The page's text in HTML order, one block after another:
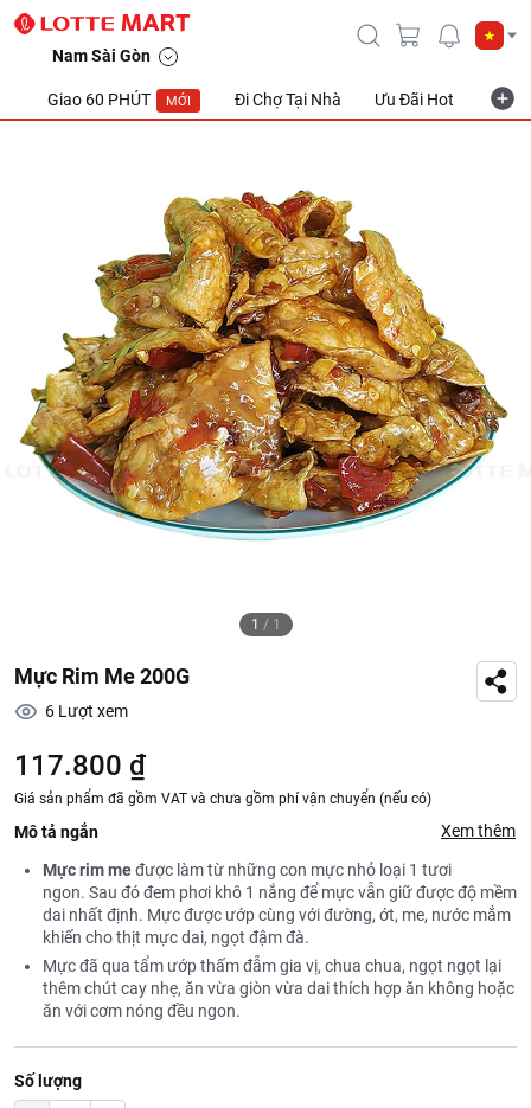
Nam Sài Gòn
Giao 60 PHÚT MỚI Đi Chợ Tại Nhà Ưu Đãi Hot
1 / 1
Mực Rim Me 200G
6 Lượt xem
117.800 ₫
Giá sản phẩm đã gồm VAT và chưa gồm phí vận chuyển (nếu có)
Mô tả ngắn Xem thêm
Mực rim međược làm từ những con mực nhỏ loại 1 tươi
ngon. Sau đó đem phơi khô 1 nắng để mực vẫn giữ được độ mềm
dai nhất định. Mực được ướp cùng với đường, ớt, me, nước mắm
khiến cho thịt mực dai, ngọt đậm đà.
Mực đã qua tẩm ướp thấm đẫm gia vị, chua chua, ngọt ngọt lại
thêm chút cay nhẹ, ăn vừa giòn vừa dai thích hợp ăn không hoặc
ăn với cơm nóng đều ngon.
Số lượng
Mực rim me 200g